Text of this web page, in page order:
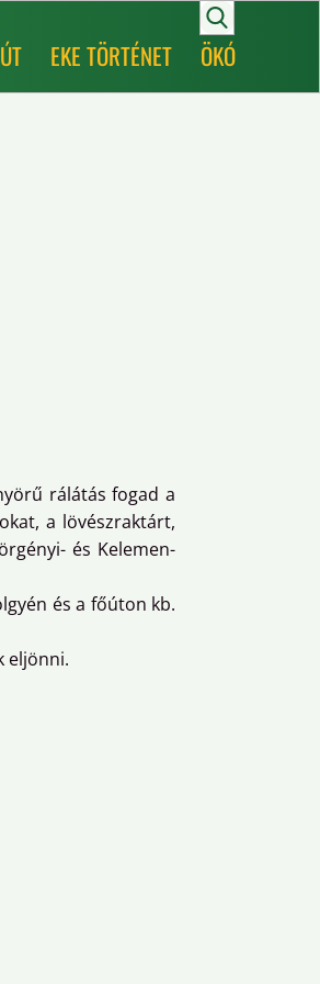
EKE TÖRTÉNET ÖKÓ
rálátás fogad a
a lövészraktárt,
és Kelemen-
és a főúton kb.
eljönni.